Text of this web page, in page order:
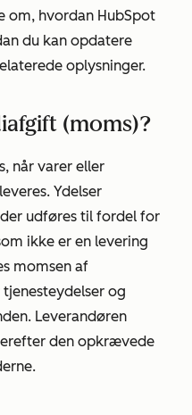
om, hvordan HubSpot
du kan opdatere
oplysninger.
(moms)?
når varer eller
Ydelser
udføres til fordel for
ikke er en levering
momsen af
og
Leverandøren
den opkrævede